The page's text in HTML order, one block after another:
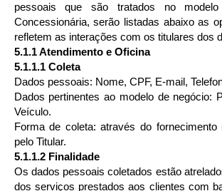
pessoais que são tratados no
Concessionária, serão listadas abaixo as
refletem as interações com os titulares dos
5.1.1 Atendimento e Oficina
5.1.1.1 Coleta
Dados pessoais: Nome, CPF, E-mail,
Dados pertinentes ao modelo de negócio:
Veículo.
Forma de coleta: através do fornecimento
pelo Titular.
5.1.1.2 Finalidade
Os dados pessoais coletados estão
dos serviços prestados aos clientes com